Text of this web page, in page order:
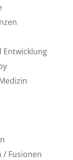
Entwicklung
/ Fusionen